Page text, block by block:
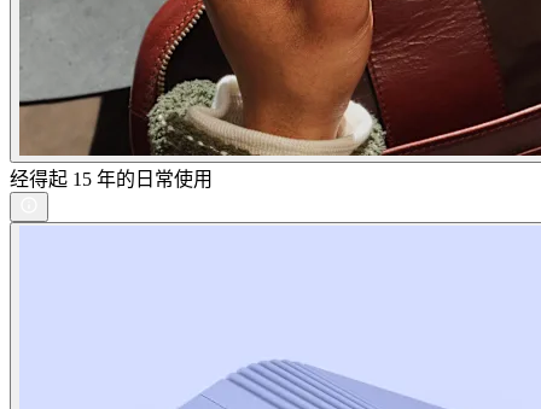
经得起 15 年的日常使用